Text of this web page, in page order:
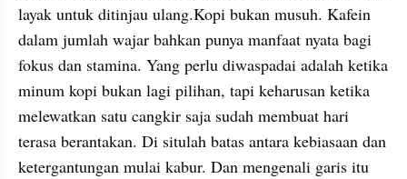
layak untuk ditinjau ulang.Kopi bukan musuh. Kafein
dalam jumlah wajar bahkan punya manfaat nyata bagi
fokus dan stamina. Yang perlu diwaspadai adalah ketika
minum kopi bukan lagi pilihan, tapi keharusan ketika
melewatkan satu cangkir saja sudah membuat hari
terasa berantakan. Di situlah batas antara kebiasaan dan
ketergantungan mulai kabur. Dan mengenali garis itu